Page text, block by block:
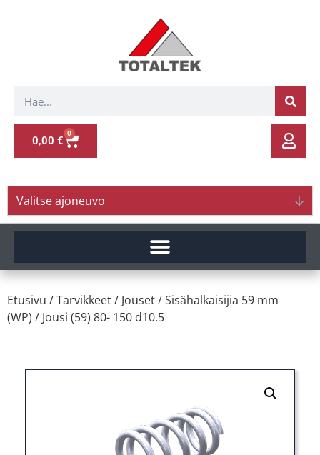
0,00 €
0
Valitse ajoneuvo
Etusivu /Tarvikkeet/ Jouset/Sisähalkaisijia 59 mm
(WP) / Jousi (59) 80- 150 d10.5